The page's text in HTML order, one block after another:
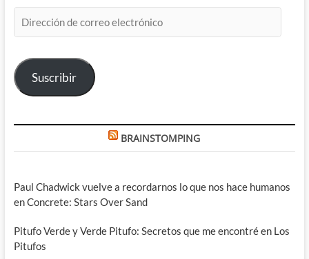
de
electrónico
Suscribir
BRAINSTOMPING
Paul Chadwick vuelve a recordarnos lo que nos hace humanos
en Concrete: Stars Over Sand
Pitufo Verde y Verde Pitufo: Secretos que me encontré en Los
Pitufos